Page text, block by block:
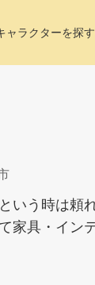
ャラクターを探す
いう時は頼
家具・イン